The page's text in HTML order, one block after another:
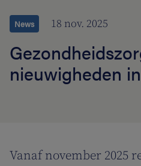
News 18 nov. 2025
nieuwigheden
Vanaf november 2025